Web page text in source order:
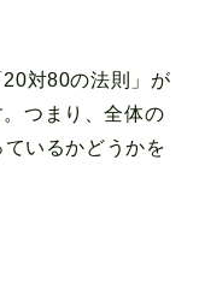
対80の法則」が
つまり、全体の
いるかどうかを